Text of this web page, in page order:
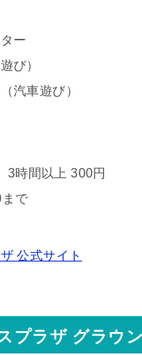
ー
び）
汽車遊び）
3時間以上 300円
で
公式サイト
プラザ グラウ